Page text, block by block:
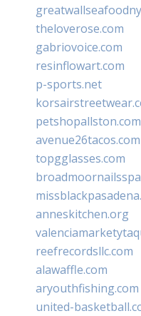
theloverose.com
gabriovoice.com
resinflowart.com
p-sports.net
petshopallston.com
avenue26tacos.com
topgglasses.com
anneskitchen.org
reefrecordsllc.com
alawaffle.com
aryouthfishing.com
united-